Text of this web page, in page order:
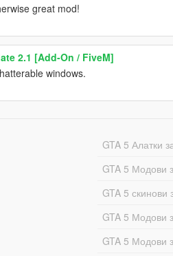
great mod!
2.1 [Add-On / FiveM]
windows.
GTA 5 Алатки
GTA 5 Модови
GTA 5 скинови
GTA 5 Модови
GTA 5 Модови